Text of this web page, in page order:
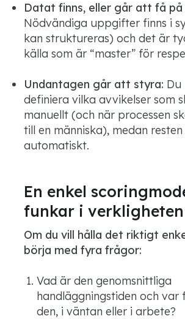
Datat finns, eller går att få på
Nödvändiga uppgifter finns i
kan struktureras) och det är
källa som är “master” för
Undantagen går att styra:
definiera vilka avvikelser som
manuellt (och när processen
till en människa), medan
automatiskt.
En enkel
funkar i verkligheten
Om du vill hålla det riktigt
börja med fyra frågor:
Vad är den genomsnittliga
handläggningstiden och var
den, i väntan eller i arbete?